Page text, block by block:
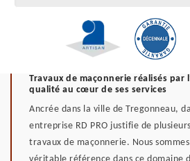
Travaux de maçonnerie réalisés par
qualité au cœur de ses services
Ancrée dans la ville de Tregonneau,
entreprise RD PRO justifie de
travaux de maçonnerie. Nous